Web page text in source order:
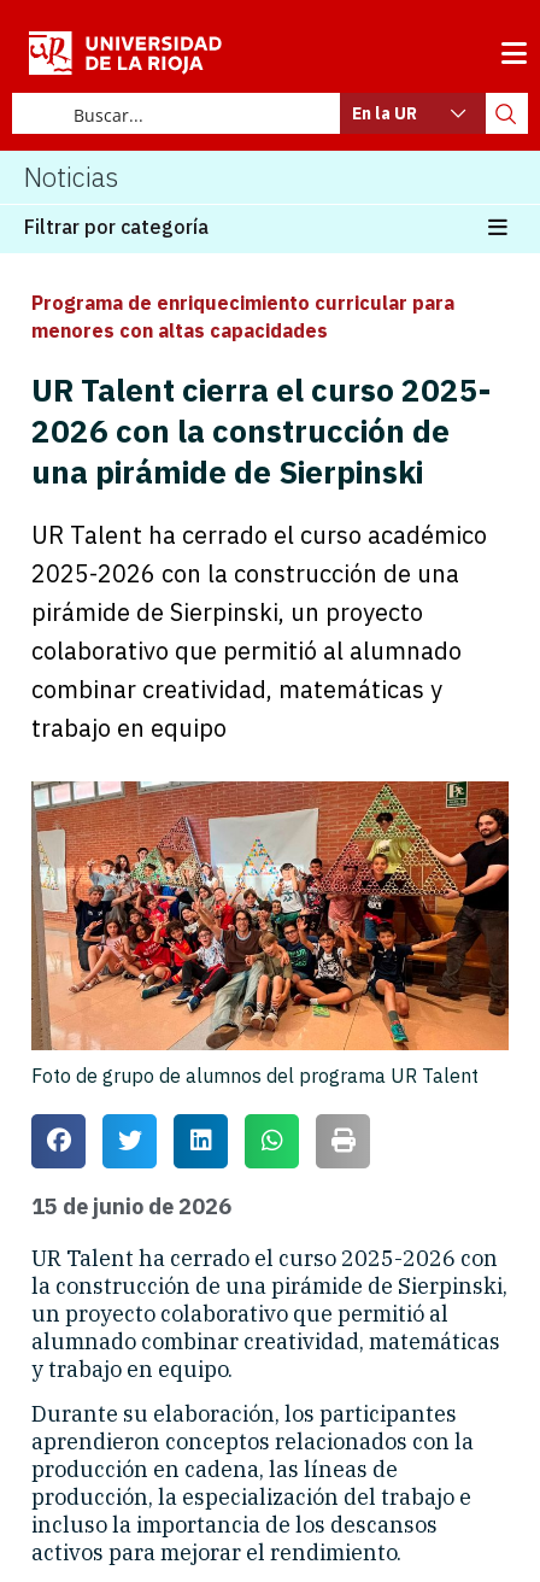
En la UR
Noticias
Filtrar por categoría
Programa de enriquecimiento curricular para
menores con altas capacidades
UR Talent cierra el curso 2025-
2026 con la construcción de
una pirámide de Sierpinski
UR Talent ha cerrado el curso académico
2025-2026 con la construcción de una
pirámide de Sierpinski, un proyecto
colaborativo que permitió al alumnado
combinar creatividad, matemáticas y
trabajo en equipo
Foto de grupo de alumnos del programa UR Talent
15 de junio de 2026
UR Talent ha cerrado el curso 2025-2026 con
la construcción de una pirámide de Sierpinski,
un proyecto colaborativo que permitió al
alumnado combinar creatividad, matemáticas
y trabajo en equipo.
Durante su elaboración, los participantes
aprendieron conceptos relacionados con la
producción en cadena, las líneas de
producción, la especialización del trabajo e
incluso la importancia de los descansos
activos para mejorar el rendimiento.